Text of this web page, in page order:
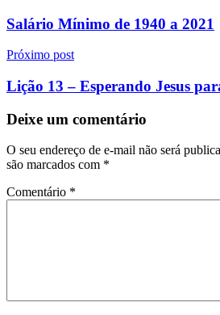
de
Salário Mínimo de 1940 a 2021
Próximo post
Lição 13 – Esperando Jesus
Deixe um comentário
O seu endereço de e-mail não será
são marcados com *
Comentário *